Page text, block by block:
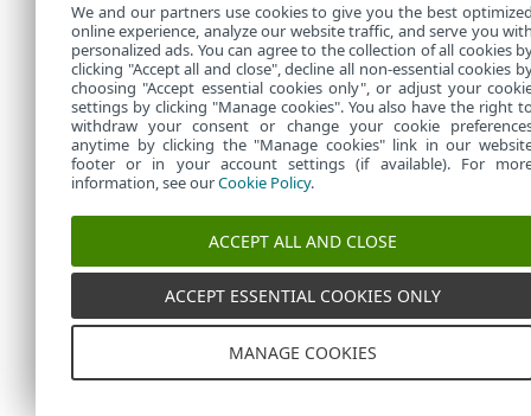
We and our partners use cookies to give you the best
online experience, analyze our website traffic, and serve you
personalized ads. You can agree to the collection of all cookies
clicking "Accept all and close", decline all non-essential cookies
choosing "Accept essential cookies only", or adjust your
settings by clicking "Manage cookies". You also have the right
withdraw your consent or change your cookie
anytime by clicking the "Manage cookies" link in our
footer or in your account settings (if available). For
information, see ourCookie Policy.
ACCEPT ALL AND CLOSE
ACCEPT ESSENTIAL COOKIES ONLY
MANAGE COOKIES